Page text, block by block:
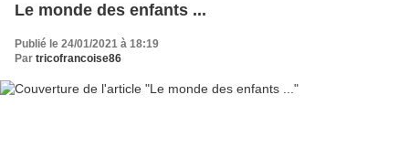
Le monde des enfants ...
Publié le 24/01/2021 à 18:19
Par tricofrancoise86